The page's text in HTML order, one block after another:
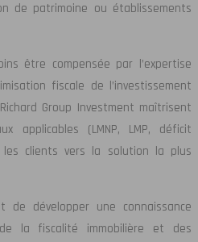
de patrimoine ou établissements
être compensée par l’expertise
fiscale de l’investissement
Group Investment maîtrisent
applicables (LMNP, LMP, déficit
clients vers la solution la plus
de développer une connaissance
la fiscalité immobilière et des